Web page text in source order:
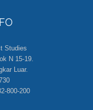
Studies
N 15-19.
Luar.
800-200